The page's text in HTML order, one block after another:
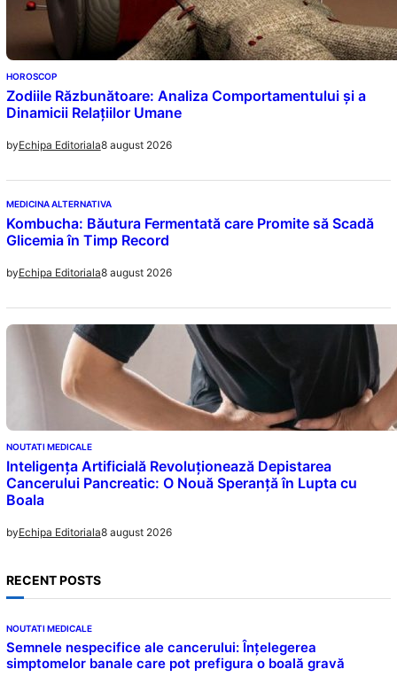
HOROSCOP
Zodiile Răzbunătoare: Analiza Comportamentului și a
Dinamicii Relațiilor Umane
byEchipa Editoriala8 august 2026
MEDICINA ALTERNATIVA
Kombucha: Băutura Fermentată care Promite să Scadă
Glicemia în Timp Record
byEchipa Editoriala8 august 2026
NOUTATI MEDICALE
Inteligența Artificială Revoluționează Depistarea
Cancerului Pancreatic: O Nouă Speranță în Lupta cu
Boala
byEchipa Editoriala8 august 2026
RECENT POSTS
NOUTATI MEDICALE
Semnele nespecifice ale cancerului: Înțelegerea
simptomelor banale care pot prefigura o boală gravă